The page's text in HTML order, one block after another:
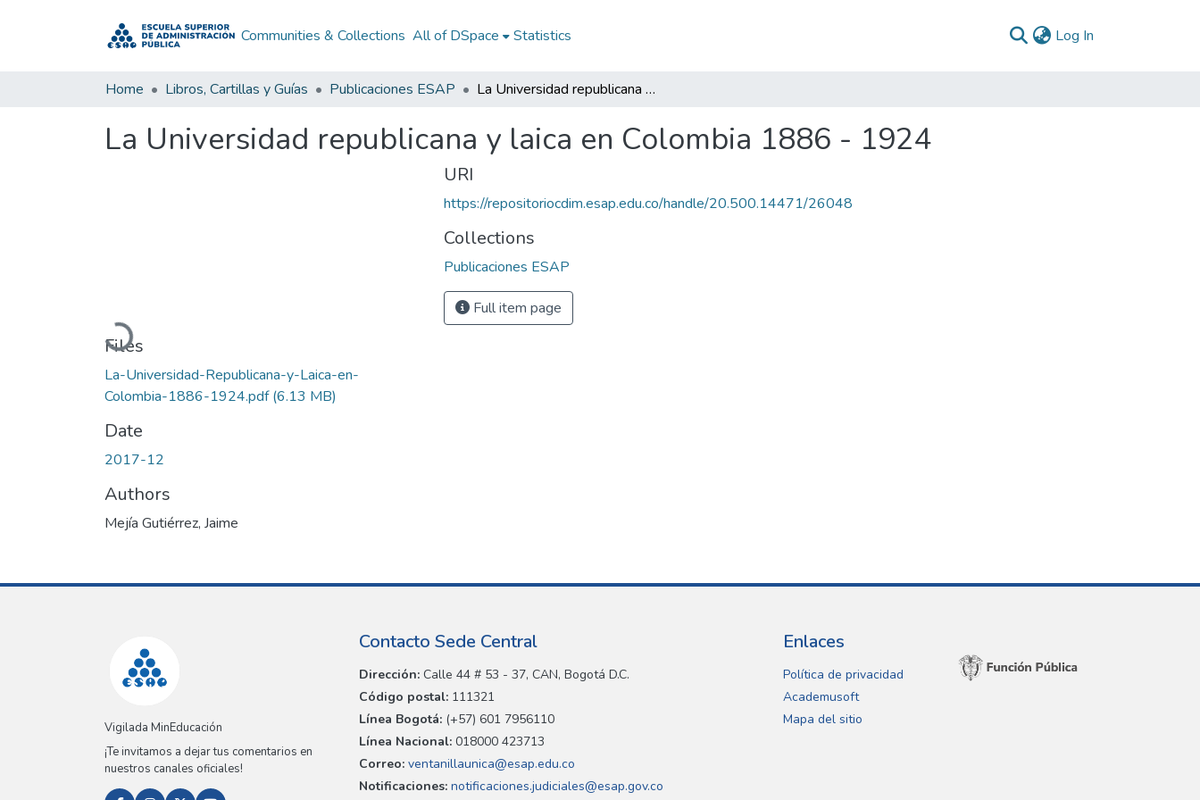
Communities & Collections All of DSpace Statistics Log In
Home Libros, Cartillas y Guías Publicaciones ESAP La Universidad republicana y laica en Colombia 1886 - 1924
La Universidad republicana y laica en Colombia 1886 - 1924
Loading...
Files
La-Universidad-Republicana-y-Laica-en-
Colombia-1886-1924.pdf(6.13 MB)
Date
2017-12
Authors
Mejía Gutiérrez, Jaime
URI
https://repositoriocdim.esap.edu.co/handle/20.500.14471/26048
Collections
Publicaciones ESAP
Full item page
Vigilada MinEducación
¡Te invitamos a dejar tus comentarios en
nuestros canales oficiales!
Contacto Sede Central
Dirección: Calle 44 # 53 - 37, CAN, Bogotá D.C.
Código postal: 111321
Línea Bogotá: (+57) 601 7956110
Línea Nacional: 018000 423713
Correo: ventanillaunica@esap.edu.co
Notificaciones: notificaciones.judiciales@esap.gov.co
Enlaces
Política de privacidad
Academusoft
Mapa del sitio